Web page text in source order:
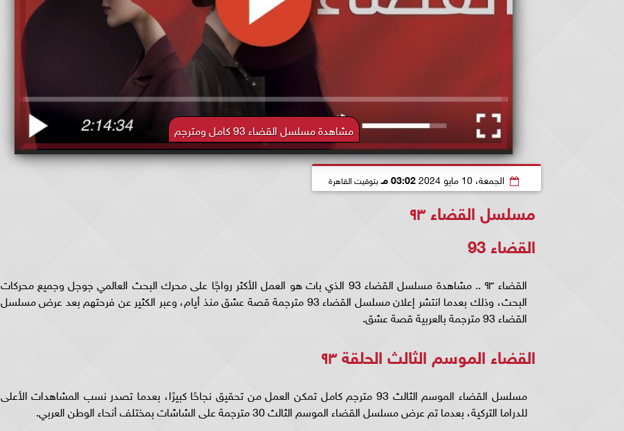
مشاهدة مسلسل القضاء 93 كامل ومترجم
الجمعة، 10 مايو 2024 03:02 مـ بتوقيت القاهرة
مسلسل القضاء ۹٣
القضاء 93
القضاء ۹٣ .. مشاهدة مسلسل القضاء 93 الذي بات هو العمل الأكثر رواجًا على محرك البحث العالمي جوجل وجميع محركات
البحث، وذلك بعدما انتشر إعلان مسلسل القضاء 93 مترجمة قصة عشق منذ أيام، وعبر الكثير عن فرحتهم بعد عرض مسلسل
القضاء 93 مترجمة بالعربية قصة عشق.
القضاء الموسم الثالث الحلقة ۹٣
مسلسل القضاء الموسم الثالث 93 مترجم كامل تمكن العمل من تحقيق نجاحًا كبيرًا، بعدما تصدر نسب المشاهدات الأعلى
للدراما التركية، بعدما تم عرض مسلسل القضاء الموسم الثالث 30 مترجمة على الشاشات بمختلف أنحاء الوطن العربي.